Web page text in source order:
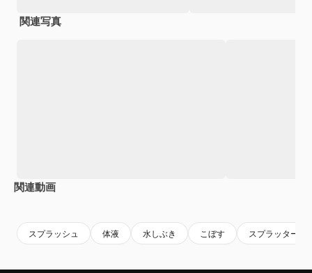
関連写真
関連動画
スプラッシュ 体液 水しぶき こぼす スプラッター